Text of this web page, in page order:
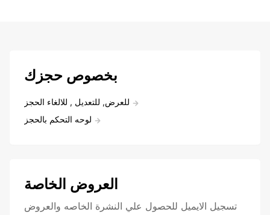
بخصوص حجزك
للعرض, للتعديل , للالغاء الحجز
لوحه التحكم بالحجز
العروض الخاصة
تسجيل الايميل للحصول علي النشرة الخاصه والعروض